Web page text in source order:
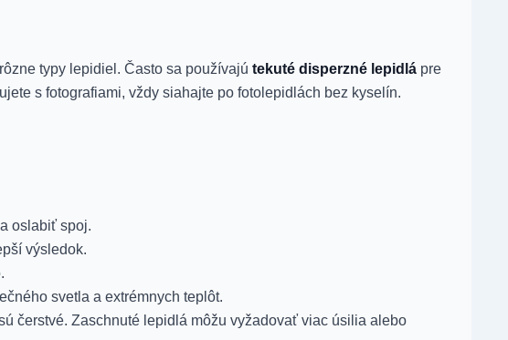
typy lepidiel. Často sa používajú tekuté disperzné lepidlá pre
s fotografiami, vždy siahajte po fotolepidlách bez kyselín.
oslabiť spoj.
výsledok.
svetla a extrémnych teplôt.
čerstvé. Zaschnuté lepidlá môžu vyžadovať viac úsilia alebo